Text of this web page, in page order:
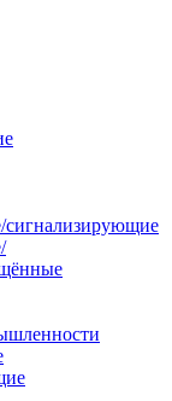
сигнализирующие